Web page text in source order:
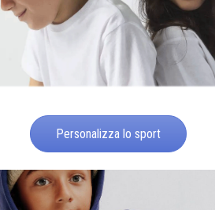
Personalizza lo sport